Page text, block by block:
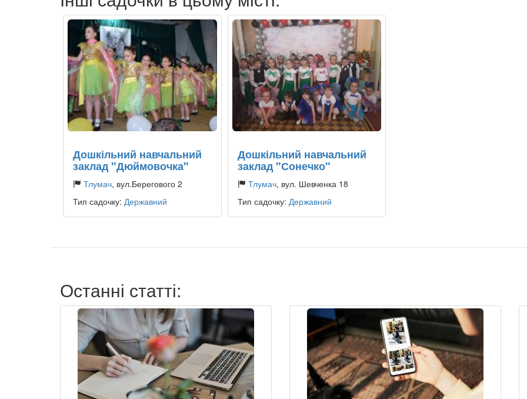
Дошкільний навчальний
заклад "Дюймовочка"
Тлумач, вул.Берегового 2
Тип садочку: Державний
Дошкільний навчальний
заклад "Сонечко"
Тлумач, вул. Шевченка 18
Тип садочку: Державний
Останні статті: